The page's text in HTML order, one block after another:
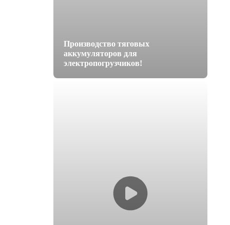
Производство тяговых
аккумуляторов для
электропогрузчиков!